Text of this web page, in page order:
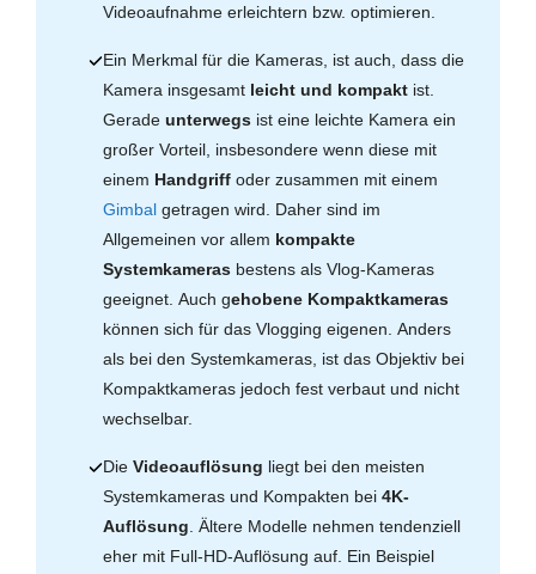
Videoaufnahme erleichtern bzw. optimieren.
Ein Merkmal für die Kameras, ist auch, dass die
Kamera insgesamt leicht und kompakt ist.
Geradeunterwegs ist eine leichte Kamera ein
großer Vorteil, insbesondere wenn diese mit
einem Handgriffoder zusammen mit einem
Gimbalgetragen wird. Daher sind im
Allgemeinen vor allem kompakte
Systemkameras bestens als Vlog-Kameras
geeignet. Auch gehobene Kompaktkameras
können sich für das Vlogging eigenen. Anders
als bei den Systemkameras, ist das Objektiv bei
Kompaktkameras jedoch fest verbaut und nicht
wechselbar.
DieVideoauflösung liegt bei den meisten
Systemkameras und Kompakten bei4K-
Auflösung . Ältere Modelle nehmen tendenziell
eher mit Full-HD-Auflösung auf. Ein Beispiel